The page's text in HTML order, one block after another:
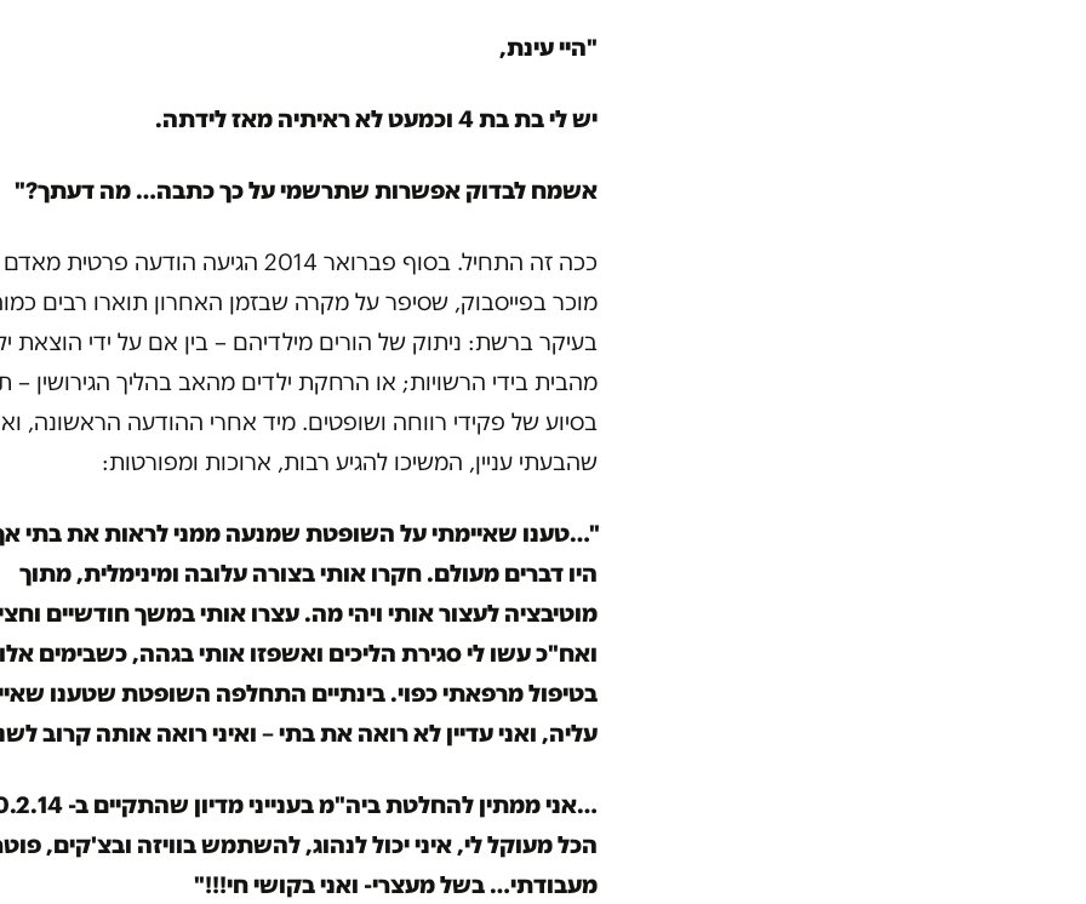
"היי עינת,
יש לי בת בת 4 וכמעט לא ראיתיה מאז לידתה.
אשמח לבדוק אפשרות שתרשמי על כך כתבה… מה דעתך?"
ככה זה התחיל. בסוף פברואר 2014 הגיעה הודעה פרטית
מוכר בפייסבוק, שסיפר על מקרה שבזמן האחרון תוארו רבים
בעיקר ברשת: ניתוק של הורים מילדיהם – בין אם על ידי הוצאת
מהבית בידי הרשויות; או הרחקת ילדים מהאב בהליך הגירושין –
בסיוע של פקידי רווחה ושופטים. מיד אחרי ההודעה הראשונה,
שהבעתי עניין, המשיכו להגיע רבות, ארוכות ומפורטות:
"…טענו שאיימתי על השופטת שמנעה ממני לראות את בתי
היו דברים מעולם. חקרו אותי בצורה עלובה ומינימלית, מתוך
מוטיבציה לעצור אותי ויהי מה. עצרו אותי במשך חודשיים
ואח"כ עשו לי סגירת הליכים ואשפזו אותי בגהה, כשבימים
בטיפול מרפאתי כפוי. בינתיים התחלפה השופטת שטענו
עליה, ואני עדיין לא רואה את בתי – ואיני רואה אותה קרוב
הכל מעוקל לי, איני יכול לנהוג, להשתמש בוויזה ובצ'קים,
מעבודתי… בשל מעצרי- ואני בקושי חי!!!"